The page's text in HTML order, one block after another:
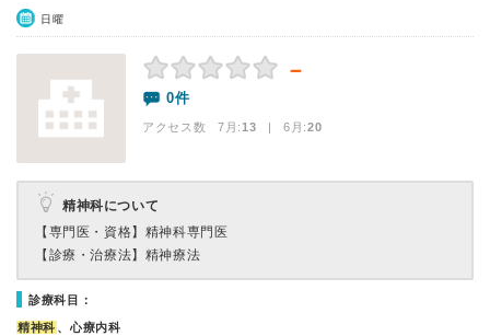
日曜
－
0件
アクセス数 7月:13 | 6月:20
精神科について
【専門医・資格】 精神科専門医
【診療・治療法】 精神療法
診療科目：
精神科 、心療内科